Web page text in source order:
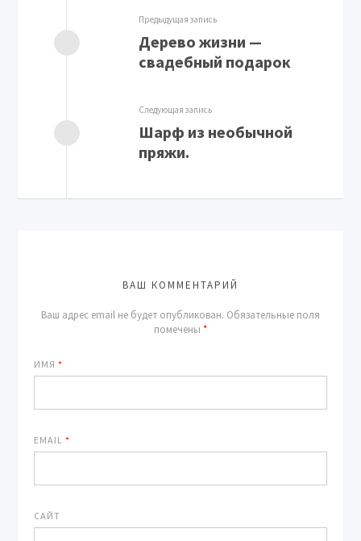
Предыдущая запись
Дерево жизни —
свадебный подарок
Следующая запись
Шарф из необычной
пряжи.
ВАШ КОММЕНТАРИЙ
Ваш адрес email не будет опубликован. Обязательные поля
помечены *
ИМЯ*
EMAIL*
САЙТ